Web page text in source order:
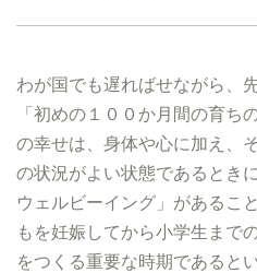
わが国でも遅ればせながら、
「初めの１００か月間の育ち
の幸せは、身体や心に加え、
の状況がよい状態であるとき
ウェルビーイング」があるこ
もを妊娠してから小学生まで
をつくる重要な時期であると